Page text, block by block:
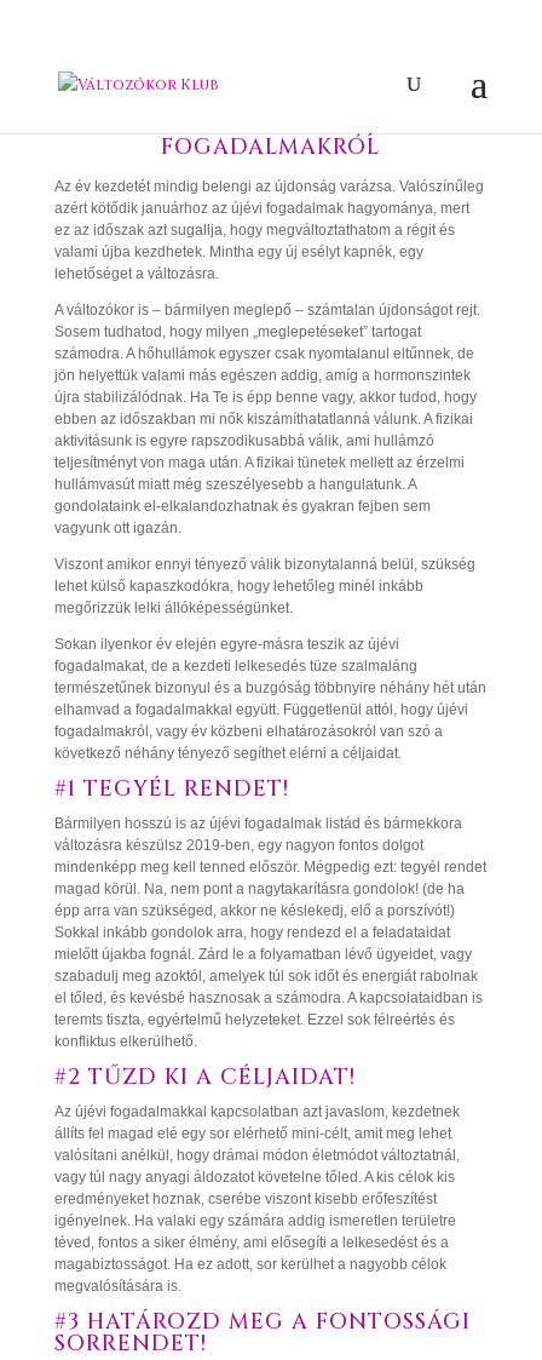
GONDOLATOK AZ ÚJÉVI
FOGADALMAKRÓL
Az év kezdetét mindig belengi az újdonság varázsa. Valószínűleg
azért kötődik januárhoz az újévi fogadalmak hagyománya, mert
ez az időszak azt sugallja, hogy megváltoztathatom a régit és
valami újba kezdhetek. Mintha egy új esélyt kapnék, egy
lehetőséget a változásra.
A változókor is – bármilyen meglepő – számtalan újdonságot rejt.
Sosem tudhatod, hogy milyen „meglepetéseket” tartogat
számodra. A hőhullámok egyszer csak nyomtalanul eltűnnek, de
jön helyettük valami más egészen addig, amíg a hormonszintek
újra stabilizálódnak. Ha Te is épp benne vagy, akkor tudod, hogy
ebben az időszakban mi nők kiszámíthatatlanná válunk. A fizikai
aktivitásunk is egyre rapszodikusabbá válik, ami hullámzó
teljesítményt von maga után. A fizikai tünetek mellett az érzelmi
hullámvasút miatt még szeszélyesebb a hangulatunk. A
gondolataink el-elkalandozhatnak és gyakran fejben sem
vagyunk ott igazán.
Viszont amikor ennyi tényező válik bizonytalanná belül, szükség
lehet külső kapaszkodókra, hogy lehetőleg minél inkább
megőrizzük lelki állóképességünket.
Sokan ilyenkor év elején egyre-másra teszik az újévi
fogadalmakat, de a kezdeti lelkesedés tüze szalmaláng
természetűnek bizonyul és a buzgóság többnyire néhány hét után
elhamvad a fogadalmakkal együtt. Függetlenül attól, hogy újévi
fogadalmakról, vagy év közbeni elhatározásokról van szó a
következő néhány tényező segíthet elérni a céljaidat.
#1 TEGYÉL RENDET!
Bármilyen hosszú is az újévi fogadalmak listád és bármekkora
változásra készülsz 2019-ben, egy nagyon fontos dolgot
mindenképp meg kell tenned először. Mégpedig ezt: tegyél rendet
magad körül. Na, nem pont a nagytakarításra gondolok! (de ha
épp arra van szükséged, akkor ne késlekedj, elő a porszívót!)
Sokkal inkább gondolok arra, hogy rendezd el a feladataidat
mielőtt újakba fognál. Zárd le a folyamatban lévő ügyeidet, vagy
szabadulj meg azoktól, amelyek túl sok időt és energiát rabolnak
el tőled, és kevésbé hasznosak a számodra. A kapcsolataidban is
teremts tiszta, egyértelmű helyzeteket. Ezzel sok félreértés és
konfliktus elkerülhető.
#2 TŰZD KI A CÉLJAIDAT!
Az újévi fogadalmakkal kapcsolatban azt javaslom, kezdetnek
állíts fel magad elé egy sor elérhető mini-célt, amit meg lehet
valósítani anélkül, hogy drámai módon életmódot változtatnál,
vagy túl nagy anyagi áldozatot követelne tőled. A kis célok kis
eredményeket hoznak, cserébe viszont kisebb erőfeszítést
igényelnek. Ha valaki egy számára addig ismeretlen területre
téved, fontos a siker élmény, ami elősegíti a lelkesedést és a
magabiztosságot. Ha ez adott, sor kerülhet a nagyobb célok
megvalósítására is.
#3 HATÁROZD MEG A FONTOSSÁGI
SORRENDET!